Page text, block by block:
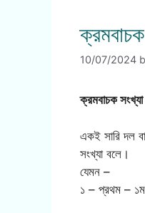
10/07/2024
ক্রমবাচক সংখ্যা
একই সারি দল
সংখ্যা বলে।
যেমন –
১ – প্রথম – ১ম